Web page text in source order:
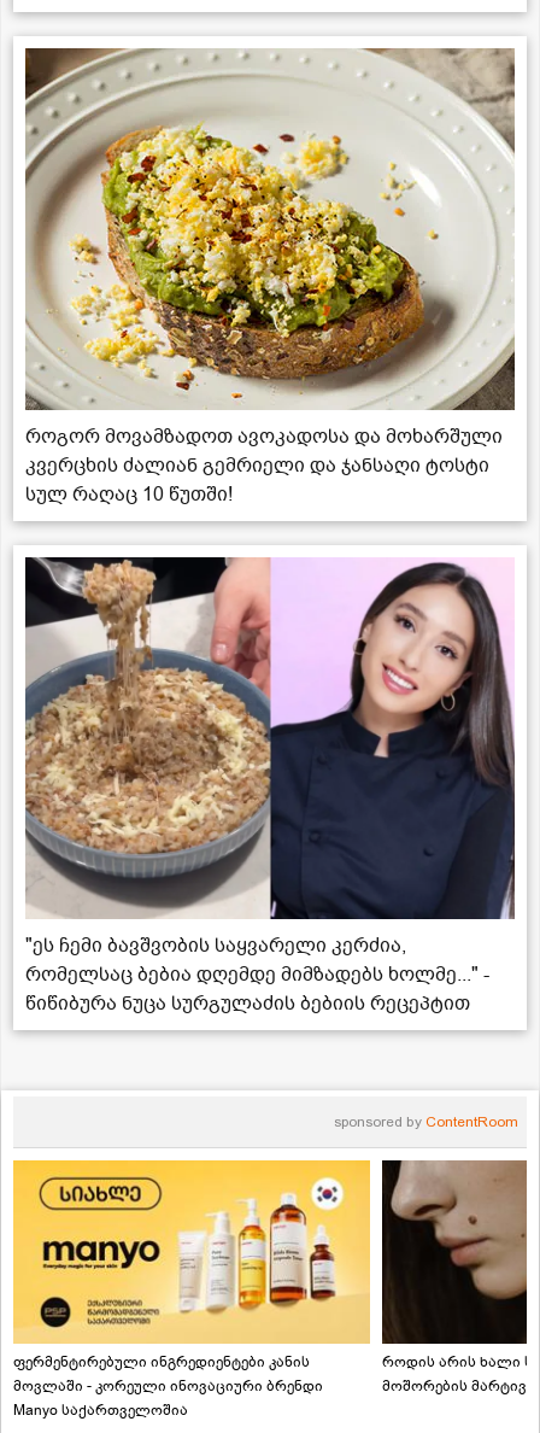
როგორ მოვამზადოთ ავოკადოსა და მოხარშული
კვერცხის ძალიან გემრიელი და ჯანსაღი ტოსტი
სულ რაღაც 10 წუთში!
"ეს ჩემი ბავშვობის საყვარელი კერძია,
რომელსაც ბებია დღემდე მიმზადებს ხოლმე..." -
წიწიბურა ნუცა სურგულაძის ბებიის რეცეპტით
sponsored by ContentRoom
ფერმენტირებული ინგრედიენტები კანის
მოვლაში - კორეული ინოვაციური ბრენდი
Manyo საქართველოშია
როდის არის ხალი
მოშორების